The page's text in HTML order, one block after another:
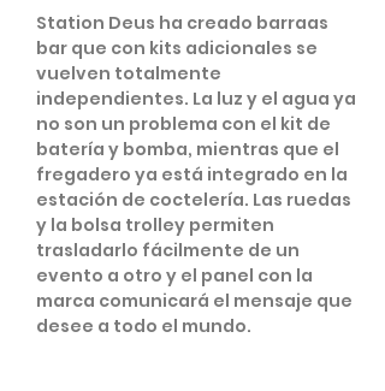
Station Deus ha creado barraas
bar que con kits adicionales se
vuelven totalmente
independientes. La luz y el agua ya
no son un problema con el kit de
batería y bomba, mientras que el
fregadero ya está integrado en la
estación de coctelería. Las ruedas
y la bolsa trolley permiten
trasladarlo fácilmente de un
evento a otro y el panel con la
marca comunicará el mensaje que
desee a todo el mundo.